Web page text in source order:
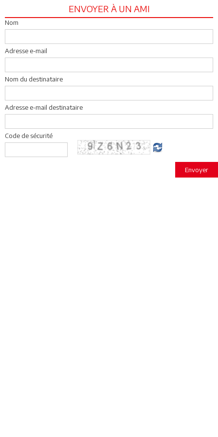
ENVOYER À UN AMI
Nom
Adresse e-mail
Nom du destinataire
Adresse e-mail destinataire
Code de sécurité
Envoyer